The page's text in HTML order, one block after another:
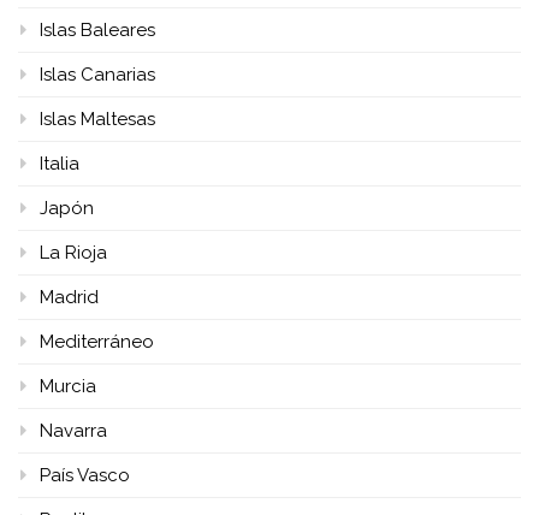
Islas Baleares
Islas Canarias
Islas Maltesas
Italia
Japón
La Rioja
Madrid
Mediterráneo
Murcia
Navarra
País Vasco